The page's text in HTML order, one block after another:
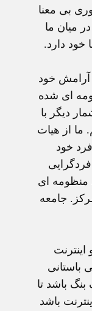
بی معنا
ميان ما
خود دارد.
آرامش خود
ای شده
ديگر با
از هيات
خود
منظومه ای
جامعه
باستانی
باشد تا
باشد